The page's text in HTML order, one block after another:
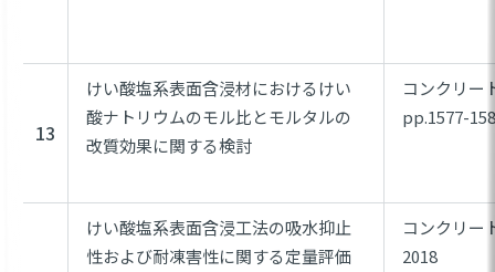
13
けい酸塩系表面含浸材におけるけい
酸ナトリウムのモル比とモルタルの
改質効果に関する検討
コンクリー
pp.1577-
けい酸塩系表面含浸工法の吸水抑止
性および耐凍害性に関する定量評価
コンクリー
2018